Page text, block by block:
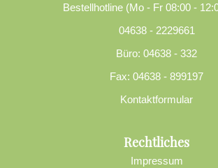
Bestellhotline (Mo - Fr 08:00 -
04638 - 2229661
Büro: 04638 - 332
Fax: 04638 - 899197
Kontaktformular
Rechtliches
Impressum